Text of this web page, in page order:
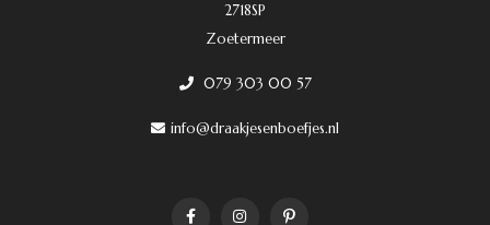
2718SP
Zoetermeer
079 303 00 57
info@draakjesenboefjes.nl